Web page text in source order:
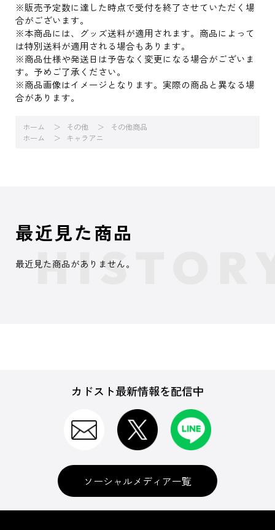
※販売予定数に達した時点で受付を終了させていただく場
合がございます。
※本商品には、グッズ送料が適用されます。商品によって
は特別送料が適用される場合もあります。
※商品仕様や発送日は予告なく変更になる場合がございま
す。予めご了承ください。
※商品画像はイメージとなります。実際の商品と異なる場
合があります。
ホーム その他
その他商品
ホーム
キャラアニ
最近見た商品
最近見た商品がありません。
カドスト最新情報を配信中
ソーシャルメディア一覧